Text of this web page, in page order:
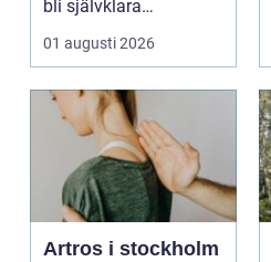
bli självklara
modeplagg i stors...
01 augusti 2026
Artros i stockholm